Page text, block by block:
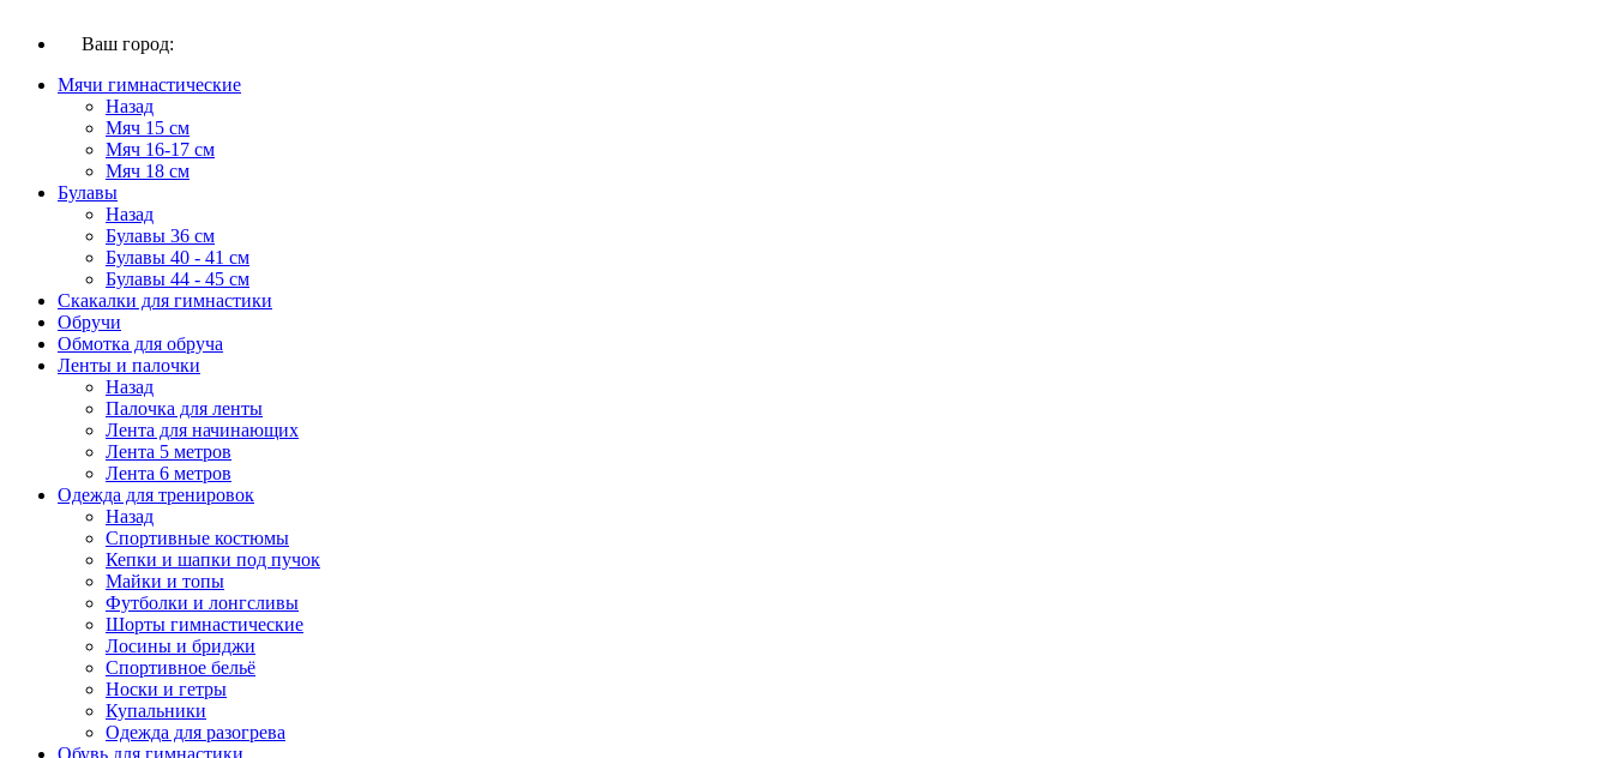
Ваш город:
Мячи гимнастические
Назад
Мяч 15 см
Мяч 16-17 см
Мяч 18 см
Булавы
Назад
Булавы 36 см
Булавы 40 - 41 см
Булавы 44 - 45 см
Скакалки для гимнастики
Обручи
Обмотка для обруча
Ленты и палочки
Назад
Палочка для ленты
Лента для начинающих
Лента 5 метров
Лента 6 метров
Одежда для тренировок
Назад
Спортивные костюмы
Кепки и шапки под пучок
Майки и топы
Футболки и лонгсливы
Шорты гимнастические
Лосины и бриджи
Спортивное бельё
Носки и гетры
Купальники
Одежда для разогрева
Обувь для гимнастики